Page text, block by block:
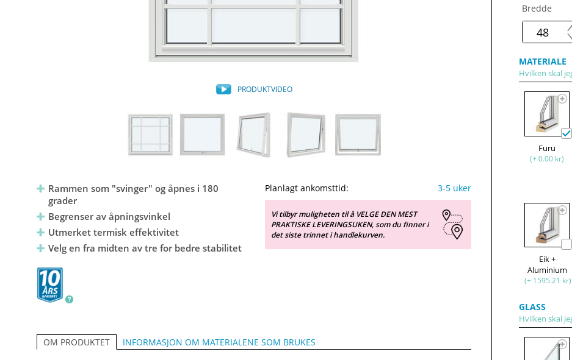
PRODUKTVIDEO
Rammen som "svinger" og åpnes i 180
grader
Begrenser av åpningsvinkel
Utmerket termisk effektivitet
Velg en fra midten av tre for bedre stabilitet
Planlagt ankomsttid: 3-5 uker
Vi tilbyr muligheten til å VELGE DEN MEST
PRAKTISKE LEVERINGSUKEN, som du finner i
det siste trinnet i handlekurven.
OM PRODUKTET INFORMASJON OM MATERIALENE SOM BRUKES
Bredde
MATERIALE
Hvilken skal
Furu
(+ 0.00 kr)
Eik +
Aluminium
(+ 1595.21 kr)
GLASS
Hvilken skal